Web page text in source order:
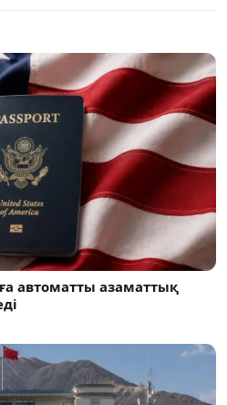
автоматты азаматтық